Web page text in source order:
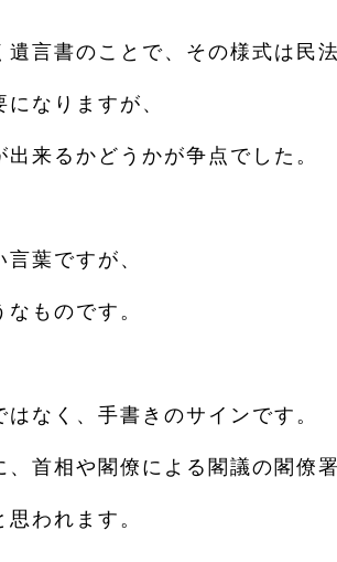
言書のことで、その様式は民
なりますが、
来るかどうかが争点でした。
葉ですが、
ものです。
なく、手書きのサインです。
首相や閣僚による閣議の閣僚
われます。